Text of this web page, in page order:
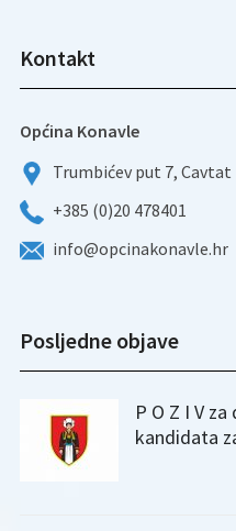
Kontakt
Općina Konavle
Trumbićev put 7, Cavtat
+385 (0)20 478401
info@opcinakonavle.hr
Posljedne objave
P O Z I V
kandidata